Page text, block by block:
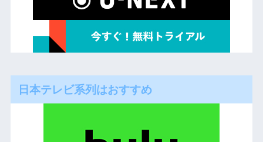
日本テレビ系列はおすすめ